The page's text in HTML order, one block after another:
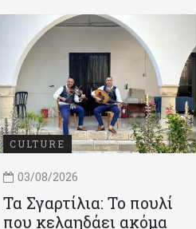
CULTURE
03/08/2026
Τα Σγαρτίλια: Το πουλί
που κελαηδάει ακόμα